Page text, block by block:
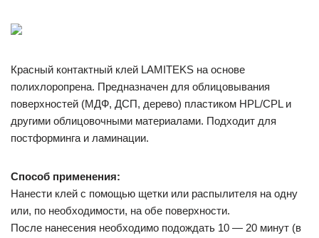
Красный контактный клей LAMITEKS на основе
полихлоропрена. Предназначен для облицовывания
поверхностей (МДФ, ДСП, дерево) пластиком HPL/CPL и
другими облицовочными материалами. Подходит для
постформинга и ламинации.
Способ применения:
Нанести клей с помощью щетки или распылителя на одну
или, по необходимости, на обе поверхности.
После нанесения необходимо подождать 10 — 20 минут (в